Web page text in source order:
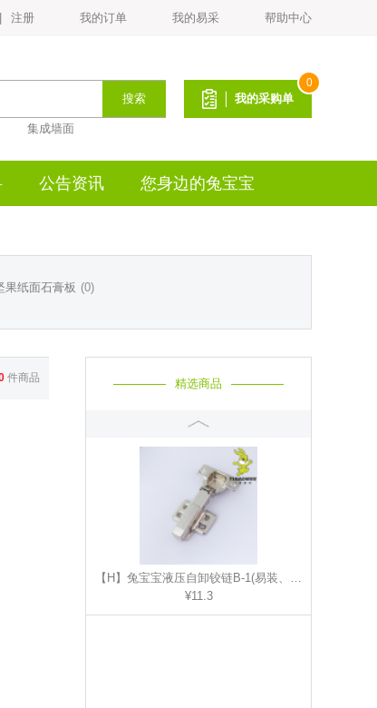
注册 我的订单 我的易采 帮助中心
搜索 我的采购单
0
集成墙面
公告资讯 您身边的兔宝宝
果纸面石膏板 (0)
件商品 精选商品
¥22
【H】兔宝宝液压自卸铰链B-1(易装、板材适用)
¥11.3